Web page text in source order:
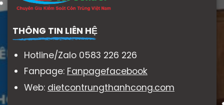
THÔNG TIN LIÊN HỆ
Hotline/Zalo 0583 226 226
Fanpage: Fanpagefacebook
Web: dietcontrungthanhcong.com